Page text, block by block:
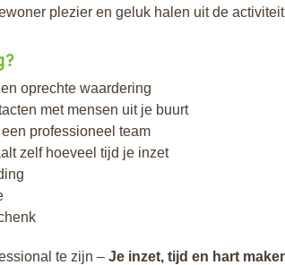
plezier en geluk halen uit de
oprechte waardering
met mensen uit je buurt
professioneel team
zelf hoeveel tijd je inzet
te zijn –Je inzet, tijd en hart